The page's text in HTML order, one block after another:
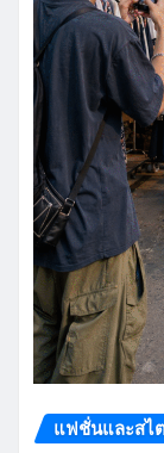
แฟชั่นและสไ